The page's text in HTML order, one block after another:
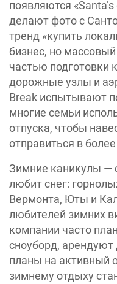
появляются
делают фото с
тренд «купить
бизнес, но
частью подготовки
дорожные узлы и
Break испытывают
многие семьи
отпуска, чтобы
отправиться в
Зимние каникулы —
любит снег:
Вермонта, Юты и
любителей зимних
компании часто
сноуборд, арендуют
планы на активный
зимнему отдыху